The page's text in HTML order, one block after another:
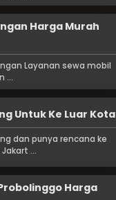
Harga Murah
Layanan sewa mobil
...
Untuk Ke Luar Kota
dan punya rencana ke
...
Harga